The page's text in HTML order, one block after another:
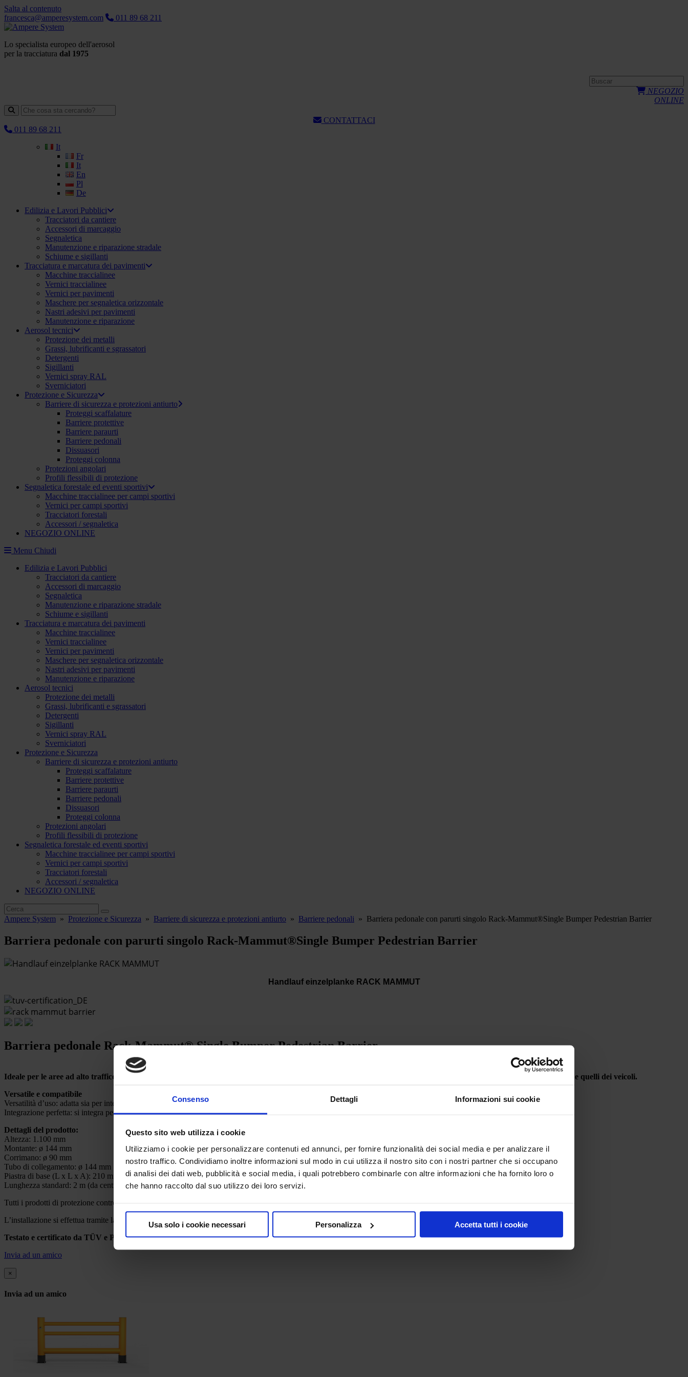
Consenso Dettagli Informazioni sui cookie
Questo sito web utilizza i cookie
Utilizziamo i cookie per personalizzare contenuti ed annunci, per fornire funzionalità dei social media e per analizzare il
nostro traffico. Condividiamo inoltre informazioni sul modo in cui utilizza il nostro sito con i nostri partner che si occupano
di analisi dei dati web, pubblicità e social media, i quali potrebbero combinarle con altre informazioni che ha fornito loro o
che hanno raccolto dal suo utilizzo dei loro servizi.
Usa solo i cookie necessari Personalizza Accetta tutti i cookie
Salta al contenuto
francesca@amperesystem.com
011 89 68 211
Lo specialista europeo dell'aerosol
per la tracciatura dal 1975
NEGOZIO
ONLINE
CONTATTACI
011 89 68 211
It
Fr
It
En
Pl
De
Edilizia e Lavori Pubblici
Tracciatori da cantiere
Accessori di marcaggio
Segnaletica
Manutenzione e riparazione stradale
Schiume e sigillanti
Tracciatura e marcatura dei pavimenti
Macchine traccialinee
Vernici traccialinee
Vernici per pavimenti
Maschere per segnaletica orizzontale
Nastri adesivi per pavimenti
Manutenzione e riparazione
Aerosol tecnici
Protezione dei metalli
Grassi, lubrificanti e sgrassatori
Detergenti
Sigillanti
Vernici spray RAL
Sverniciatori
Protezione e Sicurezza
Barriere di sicurezza e protezioni antiurto
Proteggi scaffalature
Barriere protettive
Barriere paraurti
Barriere pedonali
Dissuasori
Proteggi colonna
Protezioni angolari
Profili flessibili di protezione
Segnaletica forestale ed eventi sportivi
Macchine traccialinee per campi sportivi
Vernici per campi sportivi
Tracciatori forestali
Accessori / segnaletica
NEGOZIO ONLINE
Menu Chiudi
Edilizia e Lavori Pubblici
Tracciatori da cantiere
Accessori di marcaggio
Segnaletica
Manutenzione e riparazione stradale
Schiume e sigillanti
Tracciatura e marcatura dei pavimenti
Macchine traccialinee
Vernici traccialinee
Vernici per pavimenti
Maschere per segnaletica orizzontale
Nastri adesivi per pavimenti
Manutenzione e riparazione
Aerosol tecnici
Protezione dei metalli
Grassi, lubrificanti e sgrassatori
Detergenti
Sigillanti
Vernici spray RAL
Sverniciatori
Protezione e Sicurezza
Barriere di sicurezza e protezioni antiurto
Proteggi scaffalature
Barriere protettive
Barriere paraurti
Barriere pedonali
Dissuasori
Proteggi colonna
Protezioni angolari
Profili flessibili di protezione
Segnaletica forestale ed eventi sportivi
Macchine traccialinee per campi sportivi
Vernici per campi sportivi
Tracciatori forestali
Accessori / segnaletica
NEGOZIO ONLINE
Ampere System » Protezione e Sicurezza » Barriere di sicurezza e protezioni antiurto » Barriere pedonali » Barriera pedonale con parurti singolo Rack-Mammut®Single Bumper Pedestrian Barrier
Barriera pedonale con parurti singolo Rack-Mammut®Single Bumper Pedestrian Barrier
Handlauf einzelplanke RACK MAMMUT
Barriera pedonale Rack-Mammut® Single Bumper Pedestrian Barrier
Ideale per le aree ad alto traffico con uso frequente di carrelli elevatori, la guida singola offre una sicurezza affidabile e una chiara separazione tra i percorsi pedonali e quelli dei veicoli.
Versatile e compatibile
Versatilità d’uso: adatta sia per interni che per esterni.
Integrazione perfetta: si integra perfettamente con il sistema di cancello a battente Rack-Mammut® (Swing Gate).
Dettagli del prodotto:
Altezza: 1.100 mm
Montante: ø 144 mm
Corrimano: ø 90 mm
Tubo di collegamento: ø 144 mm
Piastra di base (L x L x A): 210 mm x 210 mm x 12 mm
Lunghezza standard: 2 m (da centro piedino a centro piedino), espandibile con moduli da 2 m ciascuno
Tutti i prodotti di protezione contro gli urti possono essere personalizzati per soddisfare le tue specifiche esigenze.
L’installazione si effettua tramite la piastra di base utilizzando tasselli di ancoraggio. Il materiale di montaggio è incluso nella fornitura.
Testato e certificato da TÜV e PAS 13.
Invia ad un amico
×
Invia ad un amico